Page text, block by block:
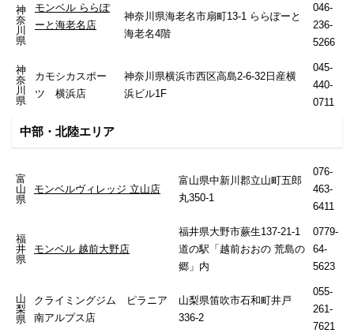
神
奈
川
県
モンベル ららぽ
ーと海老名店
神奈川県海老名市扇町13-1 ららぽーと
海老名4階
046-
236-
5266
神
奈
川
県
カモシカスポー
ツ 横浜店
神奈川県横浜市西区高島2-6-32日産横
浜ビル1F
045-
440-
0711
中部・北陸エリア
富
山
県
モンベルヴィレッジ 立山店
富山県中新川郡立山町五郎
丸350-1
076-
463-
6411
福
井
県
モンベル 越前大野店
福井県大野市蕨生137-21-1
道の駅「越前おおの 荒島の
郷」内
0779-
64-
5623
山
梨
県
クライミングジム ピラニア
南アルプス店
山梨県笛吹市石和町井戸
336-2
055-
261-
7621